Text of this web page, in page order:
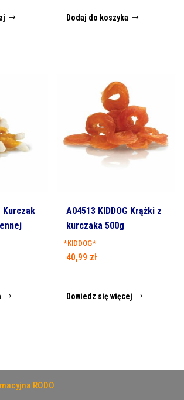
Dodaj do koszyka
Kurczak
A04513 KIDDOG Krążki z
kurczaka 500g
*KIDDOG*
40,99 zł
Dowiedz się więcej
RODO